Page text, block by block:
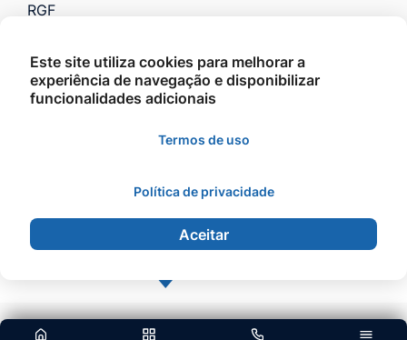
RGF
Saúde
VTN e Código Tributário
©2026 - Prefeitura Municipal de Barra do Garças -
Todos os direitos reservados.
Este site utiliza cookies para melhorar a
experiência de navegação e disponibilizar
funcionalidades adicionais
Termos de uso
Política de privacidade
Aceitar